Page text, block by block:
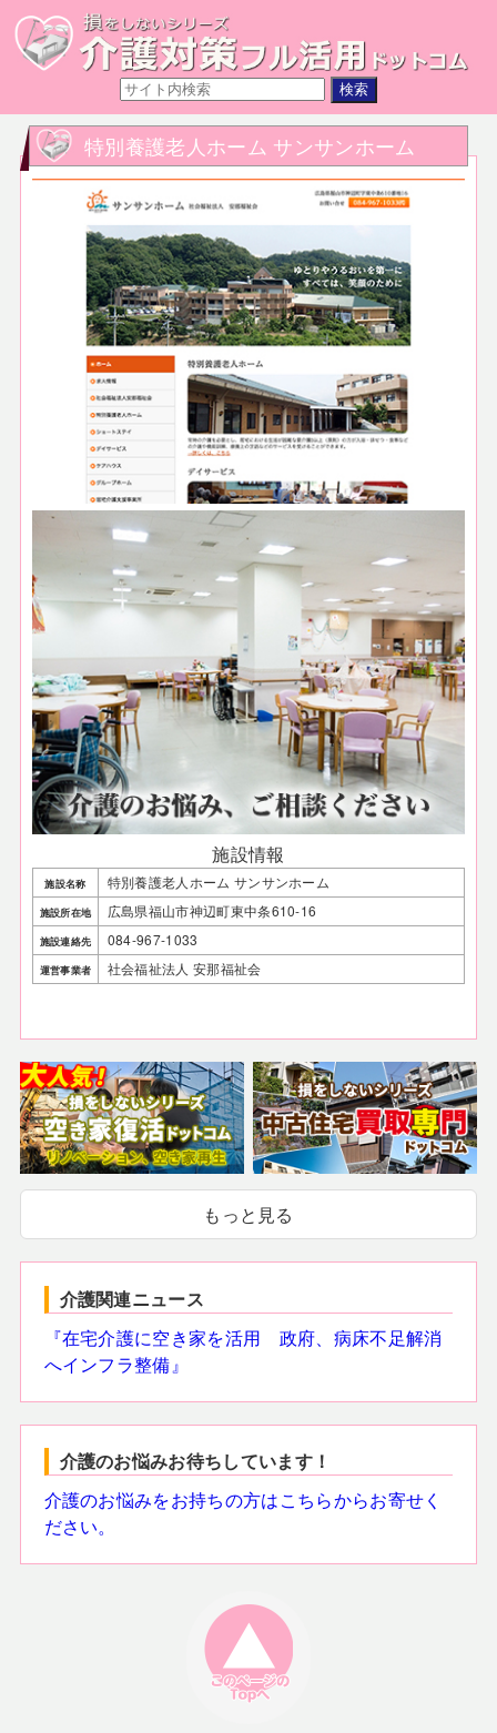
特別養護老人ホーム サンサンホーム
施設情報
施設名称 特別養護老人ホーム サンサンホーム
施設所在地 広島県福山市神辺町東中条610-16
施設連絡先 084-967-1033
運営事業者 社会福祉法人 安那福祉会
もっと見る
介護関連ニュース
『在宅介護に空き家を活用 政府、病床不足解消
へインフラ整備』
介護のお悩みお待ちしています！
介護のお悩みをお持ちの方はこちらからお寄せく
ださい。